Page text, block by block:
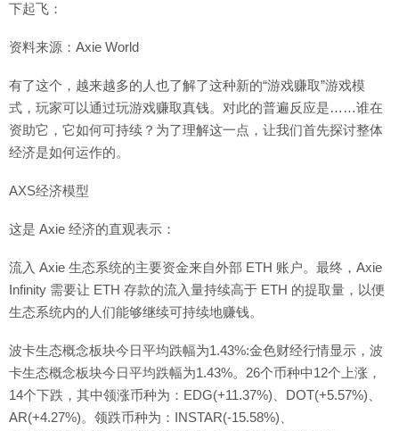
下起飞：
资料来源：Axie World
有了这个，越来越多的人也了解了这种新的“游戏赚取”游戏模
式，玩家可以通过玩游戏赚取真钱。对此的普遍反应是……谁在
资助它，它如何可持续？为了理解这一点，让我们首先探讨整体
经济是如何运作的。
AXS经济模型
这是 Axie 经济的直观表示：
流入 Axie 生态系统的主要资金来自外部 ETH 账户。最终，Axie
Infinity 需要让 ETH 存款的流入量持续高于 ETH 的提取量，以便
生态系统内的人们能够继续可持续地赚钱。
波卡生态概念板块今日平均跌幅为1.43%:金色财经行情显示，波
卡生态概念板块今日平均跌幅为1.43%。26个币种中12个上涨，
14个下跌，其中领涨币种为：EDG(+11.37%)、DOT(+5.57%)、
AR(+4.27%)。领跌币种为：INSTAR(-15.58%)、